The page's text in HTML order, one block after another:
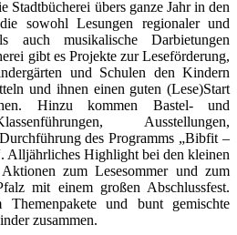
Stadtbücherei übers ganze Jahr in den
sowohl Lesungen regionaler und
auch musikalische Darbietungen
gibt es Projekte zur Leseförderung,
und Schulen den Kindern
und ihnen einen guten (Lese)Start
Hinzu kommen Bastel- und
Ausstellungen,
des Programms „Bibfit –
Alljährliches Highlight bei den kleinen
zum Lesesommer und zum
mit einem großen Abschlussfest.
Themenpakete und bunt gemischte
zusammen.